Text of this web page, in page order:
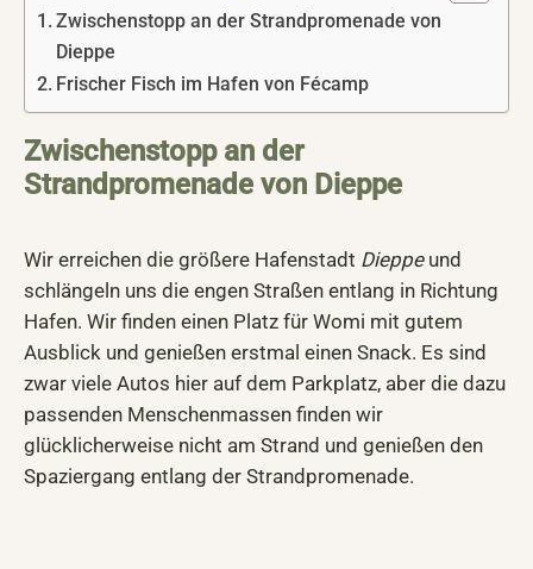
Zwischenstopp an der Strandpromenade von
Dieppe
Frischer Fisch im Hafen von Fécamp
Zwischenstopp an der
Strandpromenade von Dieppe
Wir erreichen die größere Hafenstadt Dieppeund
schlängeln uns die engen Straßen entlang in Richtung
Hafen. Wir finden einen Platz für Womi mit gutem
Ausblick und genießen erstmal einen Snack. Es sind
zwar viele Autos hier auf dem Parkplatz, aber die dazu
passenden Menschenmassen finden wir
glücklicherweise nicht am Strand und genießen den
Spaziergang entlang der Strandpromenade.